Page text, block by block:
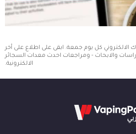
الالكتروني كل يوم جمعة. ابقى على اطلاع على أخر
والابحاث - ومراجعات احدث معدات السجائر
الالكترونية.